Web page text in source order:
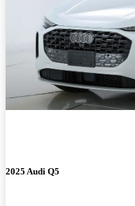
2025 Audi Q5